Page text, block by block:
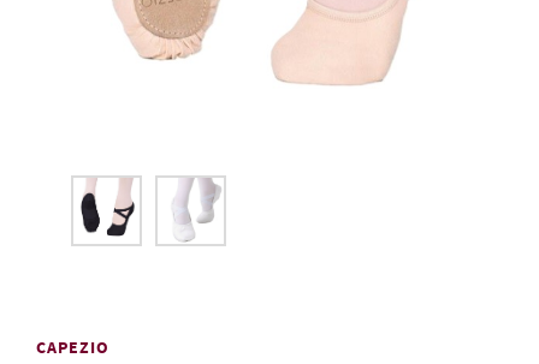
CAPEZIO